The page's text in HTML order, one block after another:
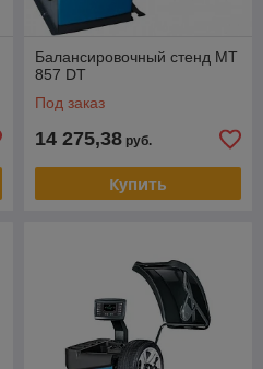
Балансировочный стенд MT
857 DT
Под заказ
14 275,38 руб.
Купить